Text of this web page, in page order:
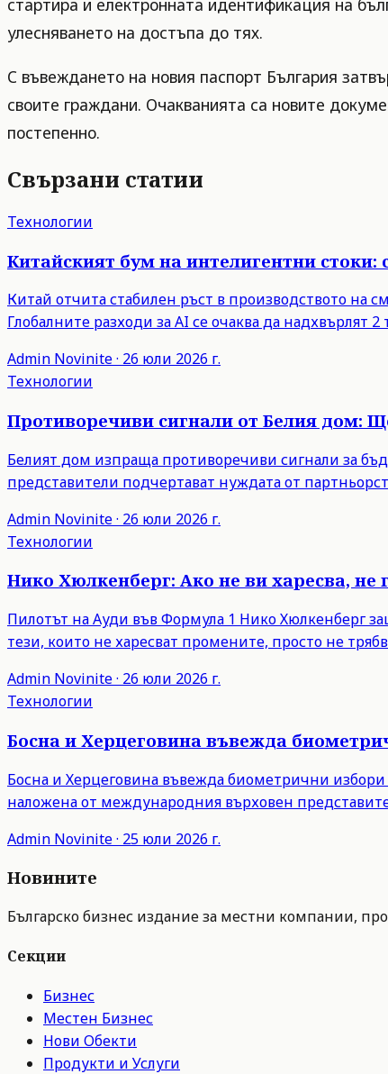
стартира и електронната идентификация на
улесняването на достъпа до тях.
С въвеждането на новия паспорт България
своите граждани. Очакванията са новите
постепенно.
Свързани статии
Технологии
Китайският бум на интелигентни
Китай отчита стабилен ръст в производството на
Глобалните разходи за AI се очаква да надхвърлят
Admin Novinite· 26 юли 2026 г.
Технологии
Противоречиви сигнали от Белия дом:
Белият дом изпраща противоречиви сигнали за
представители подчертават нуждата от
Admin Novinite· 26 юли 2026 г.
Технологии
Нико Хюлкенберг: Ако не ви харесва,
Пилотът на Ауди във Формула 1 Нико Хюлкенберг
тези, които не харесват промените, просто не
Admin Novinite· 26 юли 2026 г.
Технологии
Босна и Херцеговина въвежда
Босна и Херцеговина въвежда биометрични
наложена от международния върховен
Admin Novinite· 25 юли 2026 г.
Новините
Българско бизнес издание за местни компании,
Секции
Бизнес
Местен Бизнес
Нови Обекти
Продукти и Услуги